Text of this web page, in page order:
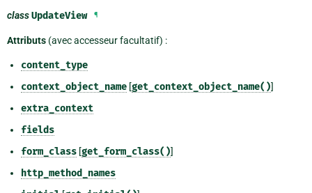
classUpdateView ¶
Attributs (avec accesseur facultatif) :
content_type
context_object_name [get_context_object_name()]
extra_context
fields
form_class [get_form_class()]
http_method_names